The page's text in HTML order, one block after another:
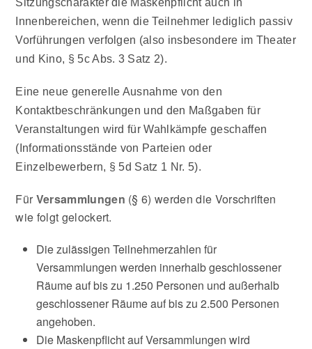
Sitzungscharakter die Maskenpflicht auch in
Innenbereichen, wenn die Teilnehmer lediglich passiv
Vorführungen verfolgen (also insbesondere im Theater
und Kino, § 5c Abs. 3 Satz 2).
Eine neue generelle Ausnahme von den
Kontaktbeschränkungen und den Maßgaben für
Veranstaltungen wird fürWahlkämpfe geschaffen
(Informationsstände von Parteien oder
Einzelbewerbern, § 5d Satz 1 Nr. 5).
Für Versammlungen (§ 6) werden die Vorschriften
wie folgt gelockert.
Die zulässigen Teilnehmerzahlen für
Versammlungen werden innerhalb geschlossener
Räume auf bis zu 1.250 Personen und außerhalb
geschlossener Räume auf bis zu 2.500 Personen
angehoben.
Die Maskenpflicht auf Versammlungen wird